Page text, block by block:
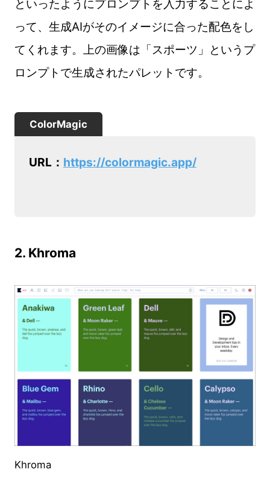
といったようにプロンプトを入力することによ
って、生成AIがそのイメージに合った配色をし
てくれます。上の画像は「スポーツ」というプ
ロンプトで生成されたパレットです。
ColorMagic
URL： https://colormagic.app/
2. Khroma
Khroma